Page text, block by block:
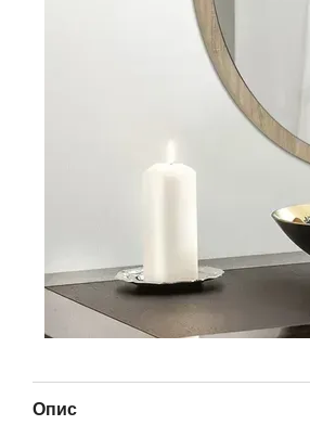
Опис